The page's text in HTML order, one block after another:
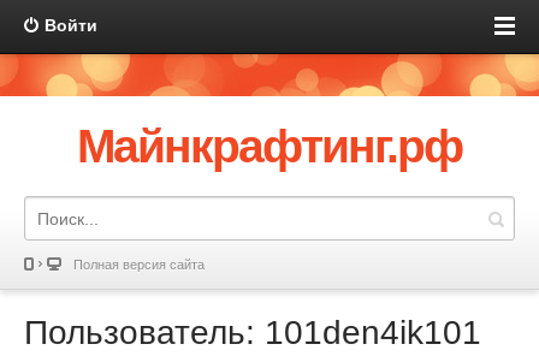
Войти
Майнкрафтинг.рф
Полная версия сайта
Пользователь: 101den4ik101